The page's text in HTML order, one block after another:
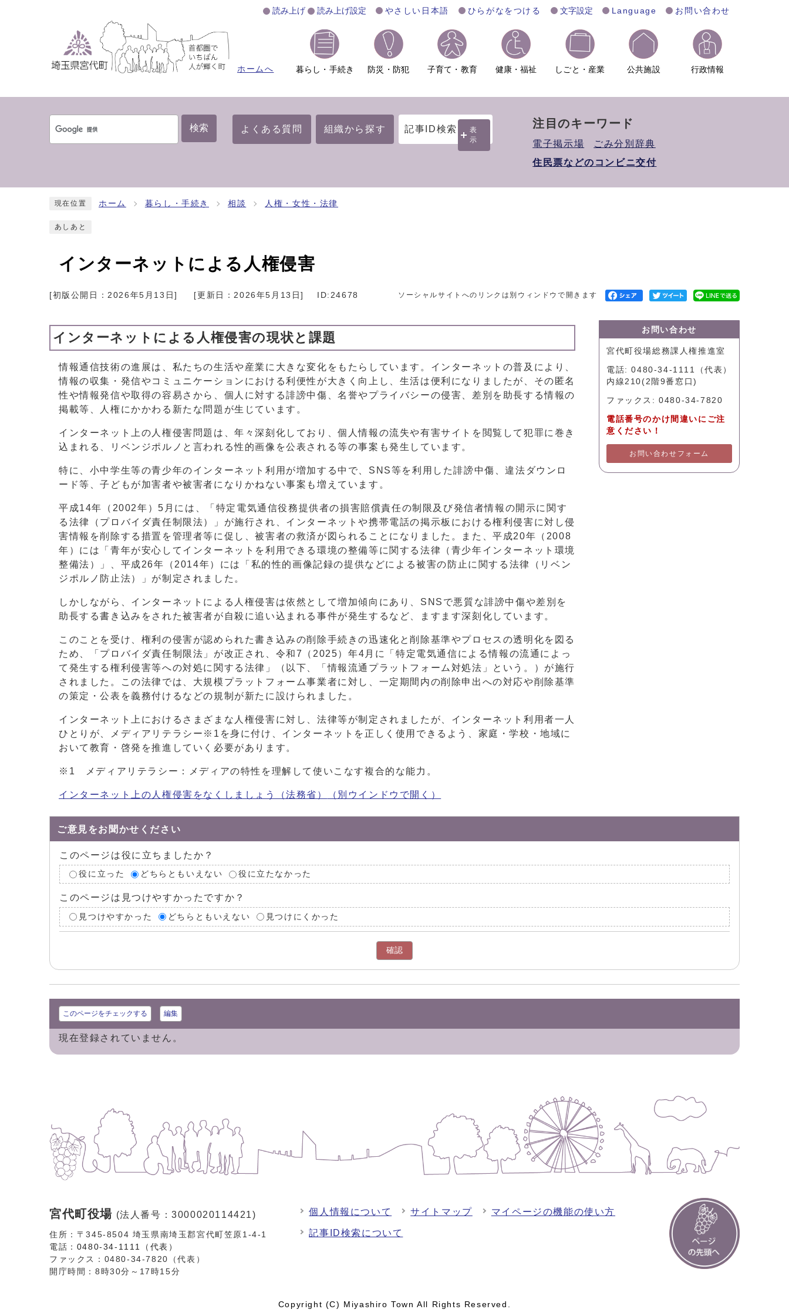
読み上げ 読み上げ設定 やさしい日本語 ひらがなをつける 文字設定 Language お問い合わせ
ホームへ 暮らし・手続き 防災・防犯 子育て・教育 健康・福祉 しごと・産業 公共施設 行政情報
検索 よくある質問 組織から探す 記事ID検索
表
示
注目のキーワード
電子掲示場
ごみ分別辞典
住民票などのコンビニ交付
現在位置 ホーム 暮らし・手続き 相談 人権・女性・法律
あしあと
インターネットによる人権侵害
[初版公開日：2026年5月13日] [更新日：2026年5月13日] ID:24678 ソーシャルサイトへのリンクは別ウィンドウで開きます
インターネットによる人権侵害の現状と課題
情報通信技術の進展は、私たちの生活や産業に大きな変化をもたらしています。インターネットの普及により、
情報の収集・発信やコミュニケーションにおける利便性が大きく向上し、生活は便利になりましたが、その匿名
性や情報発信や取得の容易さから、個人に対する誹謗中傷、名誉やプライバシーの侵害、差別を助長する情報の
掲載等、人権にかかわる新たな問題が生じています。
インターネット上の人権侵害問題は、年々深刻化しており、個人情報の流失や有害サイトを閲覧して犯罪に巻き
込まれる、リベンジポルノと言われる性的画像を公表される等の事案も発生しています。
特に、小中学生等の青少年のインターネット利用が増加する中で、SNS等を利用した誹謗中傷、違法ダウンロ
ード等、子どもが加害者や被害者になりかねない事案も増えています。
平成14年（2002年）5月には、「特定電気通信役務提供者の損害賠償責任の制限及び発信者情報の開示に関す
る法律（プロバイダ責任制限法）」が施行され、インターネットや携帯電話の掲示板における権利侵害に対し侵
害情報を削除する措置を管理者等に促し、被害者の救済が図られることになりました。また、平成20年（2008
年）には「青年が安心してインターネットを利用できる環境の整備等に関する法律（青少年インターネット環境
整備法）」、平成26年（2014年）には「私的性的画像記録の提供などによる被害の防止に関する法律（リベン
ジポルノ防止法）」が制定されました。
しかしながら、インターネットによる人権侵害は依然として増加傾向にあり、SNSで悪質な誹謗中傷や差別を
助長する書き込みをされた被害者が自殺に追い込まれる事件が発生するなど、ますます深刻化しています。
このことを受け、権利の侵害が認められた書き込みの削除手続きの迅速化と削除基準やプロセスの透明化を図る
ため、「プロバイダ責任制限法」が改正され、令和7（2025）年4月に「特定電気通信による情報の流通によっ
て発生する権利侵害等への対処に関する法律」（以下、「情報流通プラットフォーム対処法」という。）が施行
されました。この法律では、大規模プラットフォーム事業者に対し、一定期間内の削除申出への対応や削除基準
の策定・公表を義務付けるなどの規制が新たに設けられました。
インターネット上におけるさまざまな人権侵害に対し、法律等が制定されましたが、インターネット利用者一人
ひとりが、メディアリテラシー※1を身に付け、インターネットを正しく使用できるよう、家庭・学校・地域に
おいて教育・啓発を推進していく必要があります。
※1 メディアリテラシー：メディアの特性を理解して使いこなす複合的な能力。
インターネット上の人権侵害をなくしましょう（法務省） （別ウインドウで開く）
お問い合わせ
宮代町役場総務課人権推進室
電話: 0480-34-1111（代表）
内線210(2階9番窓口)
ファックス: 0480-34-7820
電話番号のかけ間違いにご注
意ください！
お問い合わせフォーム
ご意見をお聞かせください
このページは役に立ちましたか？
役に立った どちらともいえない 役に立たなかった
このページは見つけやすかったですか？
見つけやすかった どちらともいえない 見つけにくかった
確認
このページをチェックする 編集
現在登録されていません。
宮代町役場 (法人番号：3000020114421)
住所：〒345-8504 埼玉県南埼玉郡宮代町笠原1-4-1
電話： 0480-34-1111（代表）
ファックス：0480-34-7820（代表）
開庁時間：8時30分～17時15分
個人情報について サイトマップ マイページの機能の使い方
記事ID検索について
Copyright (C) Miyashiro Town All Rights Reserved.